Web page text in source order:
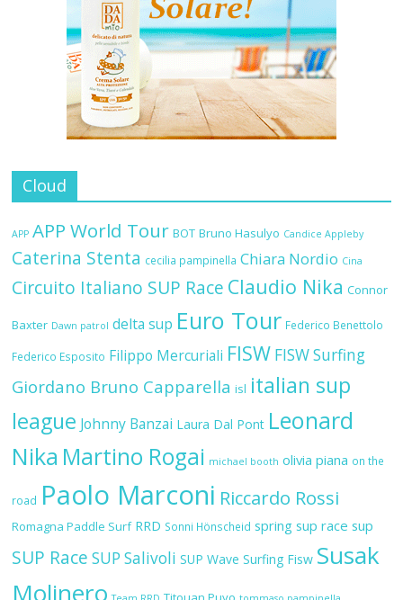
Cloud
APP APP World Tour BOT Bruno Hasulyo Candice Appleby
Caterina Stenta cecilia pampinella Chiara Nordio Cina
Circuito Italiano SUP Race Claudio Nika Connor
Baxter Dawn patrol delta sup Euro Tour Federico Benettolo
Federico Esposito Filippo Mercuriali FISW FISW Surfing
Giordano Bruno Capparella isl italian sup
league Johnny Banzai Laura Dal Pont Leonard
Nika Martino Rogai michael booth olivia piana on the
road Paolo Marconi Riccardo Rossi
Romagna Paddle Surf RRD Sonni Hönscheid spring sup race sup
SUP Race SUP Salivoli SUP Wave Surfing Fisw Susak
Molinero